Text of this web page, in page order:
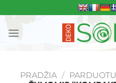
to
content
PRADŽIA /